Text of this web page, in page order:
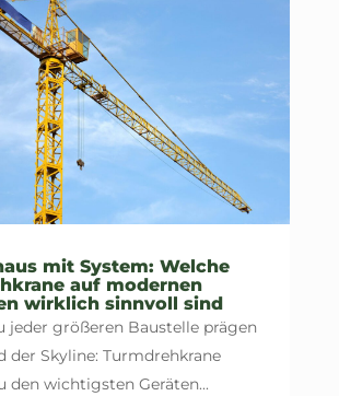
mit System: Welche
auf modernen
wirklich sinnvoll sind
jeder größeren Baustelle prägen
der Skyline: Turmdrehkrane
den wichtigsten Geräten...